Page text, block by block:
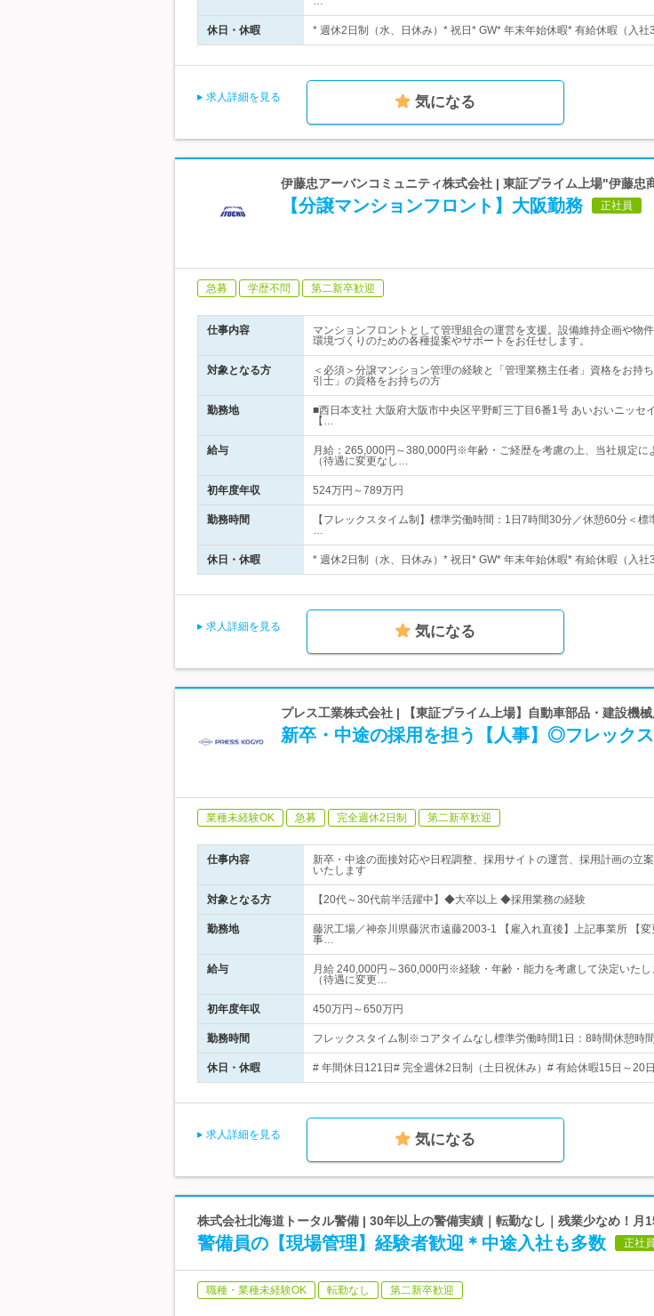
休日・休暇 * 週休2日制（水、日休み）* 祝日* GW* 年末年始休暇* 有給休暇（
求人詳細を見る 気になる
伊藤忠アーバンコミュニティ株式会社 | 東証プライム上場"伊藤忠
【分譲マンションフロント】大阪勤務 正社員
急募 学歴不問 第二新卒歓迎
仕事内容
マンションフロントとして管理組合の運営を支援。設備維持企画や物
環境づくりのための各種提案やサポートをお任せします。
対象となる方
＜必須＞分譲マンション管理の経験と「管理業務主任者」資格をお持
引士」の資格をお持ちの方
勤務地
■西日本支社 大阪府大阪市中央区平野町三丁目6番1号 あいおいニッセ
【…
給与
月給：265,000円～380,000円※年齢・ご経歴を考慮の上、当社規定に
（待遇に変更なし…
初年度年収 524万円～789万円
勤務時間
【フレックスタイム制】標準労働時間：1日7時間30分／休憩60分＜
…
休日・休暇 * 週休2日制（水、日休み）* 祝日* GW* 年末年始休暇* 有給休暇（
求人詳細を見る 気になる
プレス工業株式会社 | 【東証プライム上場】自動車部品・建設機
新卒・中途の採用を担う【人事】◎フレック
業種未経験OK 急募 完全週休2日制 第二新卒歓迎
仕事内容
新卒・中途の面接対応や日程調整、採用サイトの運営、採用計画の立
いたします
対象となる方 【20代～30代前半活躍中】◆大卒以上 ◆採用業務の経験
勤務地
藤沢工場／神奈川県藤沢市遠藤2003-1 【雇入れ直後】上記事業所 【
事…
給与
月給 240,000円～360,000円※経験・年齢・能力を考慮して決定いた
（待遇に変更…
初年度年収 450万円～650万円
勤務時間 フレックスタイム制※コアタイムなし標準労働時間1日：8時間休憩時
休日・休暇 # 年間休日121日# 完全週休2日制（土日祝休み）# 有給休暇15日～20
求人詳細を見る 気になる
株式会社北海道トータル警備 | 30年以上の警備実績｜転勤なし｜残業少なめ！月
警備員の【現場管理】経験者歓迎＊中途入社も多数 正社員
職種・業種未経験OK 転勤なし 第二新卒歓迎